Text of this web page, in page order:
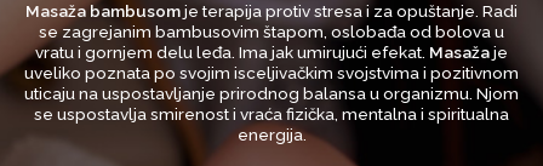
Masaža bambusomje terapija protiv stresa i za opuštanje. Radi
se zagrejanim bambusovim štapom, oslobađa od bolova u
vratu i gornjem delu leđa. Ima jak umirujući efekat. Masažaje
uveliko poznata po svojim isceljivačkim svojstvima i pozitivnom
uticaju na uspostavljanje prirodnog balansa u organizmu. Njom
se uspostavlja smirenost i vraća fizička, mentalna i spiritualna
energija.